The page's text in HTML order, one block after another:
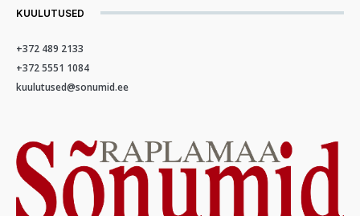
KUULUTUSED
+372 489 2133
+372 5551 1084
kuulutused@sonumid.ee